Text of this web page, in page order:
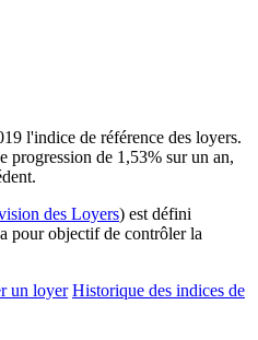
l'indice de référence des loyers.
progression de 1,53% sur un an,
des Loyers) est défini
pour objectif de contrôler la
un loyer Historique des indices de